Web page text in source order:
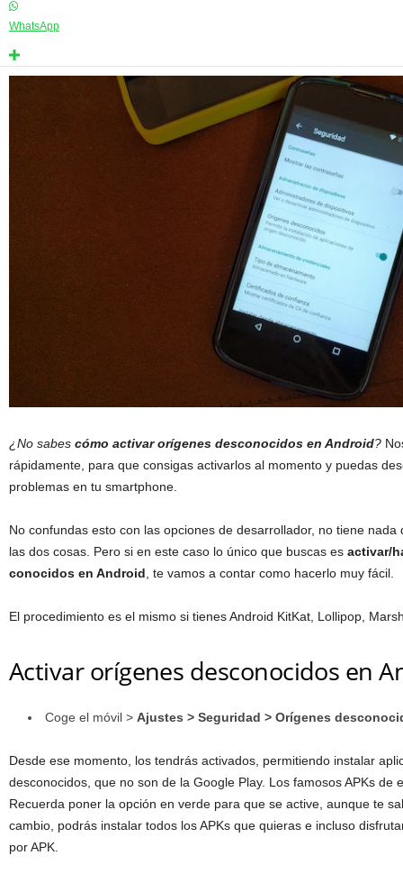
WhatsApp
¿No sabes cómo activar orígenes desconocidos en Android?
rápidamente, para que consigas activarlos al momento y puedas
problemas en tu smartphone.
No confundas esto con las opciones de desarrollador, no tiene
las dos cosas. Pero si en este caso lo único que buscas es activar/
conocidos en Android , te vamos a contar como hacerlo muy fácil.
El procedimiento es el mismo si tienes Android KitKat, Lollipop,
Activar orígenes desconocidos en
Coge el móvil > Ajustes > Seguridad > Orígenes
Desde ese momento, los tendrás activados, permitiendo instalar
desconocidos, que no son de la Google Play. Los famosos APKs de
Recuerda poner la opción en verde para que se active, aunque te
cambio, podrás instalar todos los APKs que quieras e incluso
por APK.